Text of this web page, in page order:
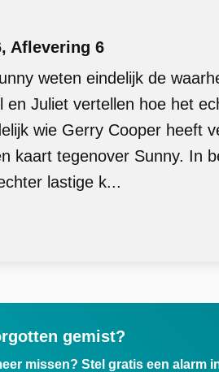
Aflevering 6
weten eindelijk de
en Juliet vertellen hoe het
wie Gerry Cooper heeft
kaart tegenover Sunny. In
lastige k...
gemist?
missen? Stel gratis een alarm